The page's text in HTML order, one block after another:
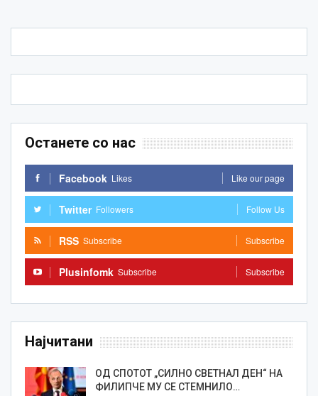
Останете со нас
Facebook Likes Like our page
Twitter Followers Follow Us
RSS Subscribe Subscribe
Plusinfomk Subscribe Subscribe
Најчитани
ОД СПОТОТ „СИЛНО СВЕТНАЛ ДЕН“ НА
ФИЛИПЧЕ МУ СЕ СТЕМНИЛО…